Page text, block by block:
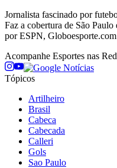
Jornalista fascinado por
Faz a cobertura de São Paulo
por ESPN,
Acompanhe Esportes nas
Tópicos
Artilheiro
Brasil
Cabeca
Cabecada
Calleri
Gols
Sao Paulo